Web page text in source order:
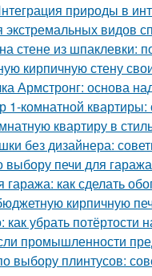
природы в
видов
стене из шпаклевки:
кирпичную стену
Армстронг: основа
комнатной квартиры:
квартиру в
без дизайнера:
выбору печи для
как сделать
кирпичную
убрать потёртости
промышленности
выбору плинтусов: